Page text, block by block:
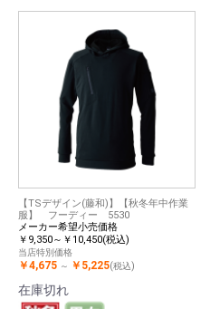
【TSデザイン(藤和)】【秋冬年中作業
服】 フーディー 5530
メーカー希望小売価格
￥9,350～￥10,450(税込)
当店特別価格
￥4,675 ～ ￥5,225(税込)
在庫切れ